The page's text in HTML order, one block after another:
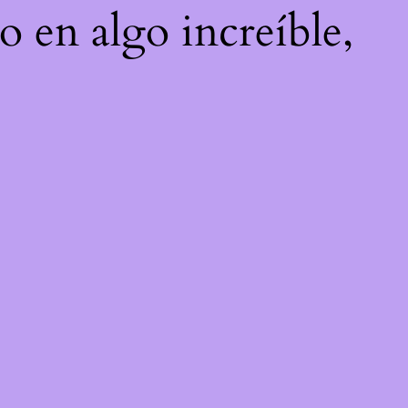
en algo increíble,